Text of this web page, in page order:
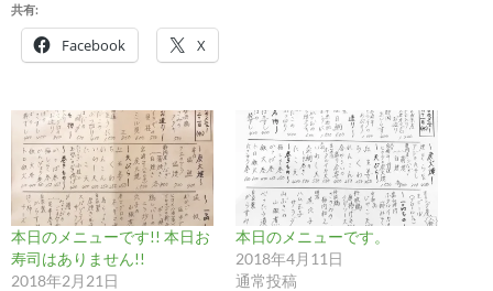
共有:
Facebook X
本日のメニューです!! 本日お
寿司はありません!!
2018年2月21日
本日のメニューです。
2018年4月11日
通常投稿